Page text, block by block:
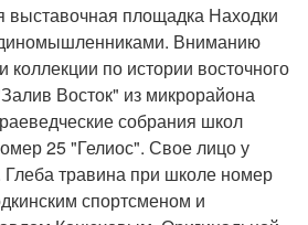
площадка Находки
Вниманию
коллекции по истории восточного
Восток" из микрорайона
собрания школ
25 "Гелиос". Свое лицо у
Глеба травина при школе номер
спортсменом и